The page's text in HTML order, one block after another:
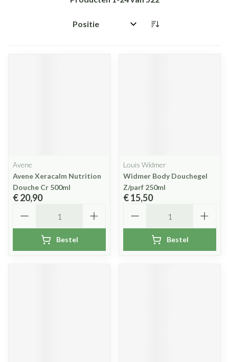
Sorteer op:
Avene
Avene Xeracalm Nutrition
Douche Cr 500ml
€ 20,90
Bestel
Louis Widmer
Widmer Body Douchegel
Z/parf 250ml
€ 15,50
Bestel